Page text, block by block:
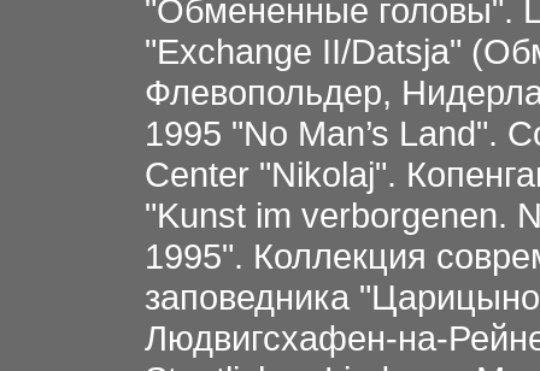
"Обмененные головы".
"Exchange II/Datsja"
Флевопольдер,
1995 "No Man’s Land".
Center "Nikolaj".
"Kunst im verborgenen.
1995". Коллекция
заповедника
Людвигсхафен-на-